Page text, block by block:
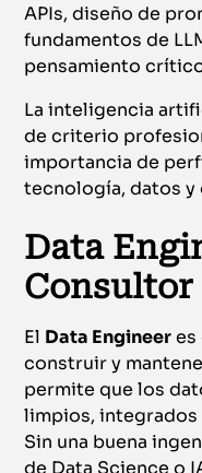
APIs, diseño de
fundamentos de
pensamiento
La inteligencia
de criterio
importancia de
tecnología, datos y
Data
Consultor
El Data Engineeres
construir y
permite que los
limpios, integrados
Sin una buena
de Data Science o